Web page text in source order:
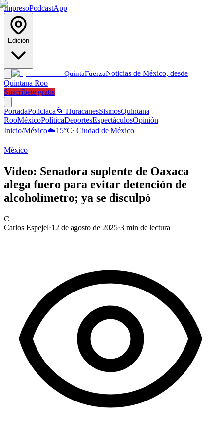
ImpresoPodcastApp
Edición
QuintaFuerzaNoticias de México, desde
Quintana Roo
Suscríbete gratis
PortadaPoliciaca 🌀 HuracanesSismosQuintana
RooMéxicoPolíticaDeportesEspectáculosOpinión
Inicio/México☁️15°C· Ciudad de México
México
Video: Senadora suplente de Oaxaca
alega fuero para evitar detención de
alcoholímetro; ya se disculpó
C
Carlos Espejel·12 de agosto de 2025·3 min de lectura